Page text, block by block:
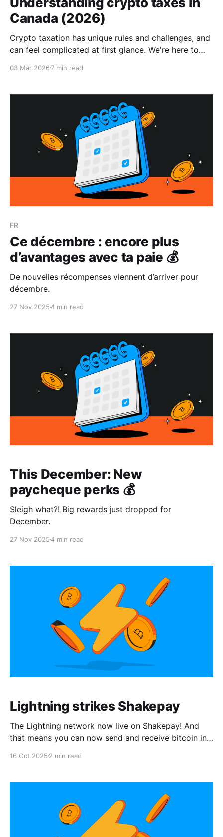
Canada (2026)
Crypto taxation has unique rules and challenges, and
can feel complicated at first glance. We're here to
crypto tax plans.
03 Mar 2026 7 min read
FR
Ce décembre : encore plus
d’avantages avec ta paie 💰
De nouvelles récompenses viennent d’arriver pour
décembre.
27 Nov 20254 min read
This December: New
paycheque perks 💰
Sleigh what?! Big rewards just dropped for
December.
27 Nov 20254 min read
Lightning strikes Shakepay
The Lightning network now live on Shakepay! And
that means you can now send and receive bitcoin in
16 Oct 2025 2 min read